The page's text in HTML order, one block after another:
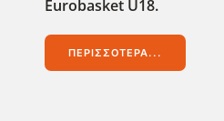
Eurobasket U18.
ΠΕΡΙΣΣΌΤΕΡΑ...